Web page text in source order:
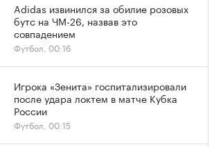
Adidas извинился за обилие розовых
бутс на ЧМ-26, назвав это
совпадением
Футбол, 00:16
Игрока «Зенита» госпитализировали
после удара локтем в матче Кубка
России
Футбол, 00:15